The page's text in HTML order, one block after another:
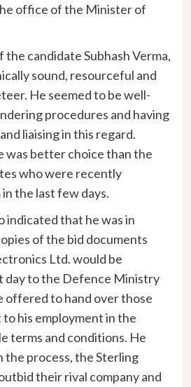
office of the Minister of
candidate Subhash Verma,
sound, resourceful and
He seemed to be well-
procedures and having
liaising in this regard.
was better choice than the
who were recently
the last few days.
indicated that he was in
of the bid documents
Ltd. would be
day to the Defence Ministry
offered to hand over those
his employment in the
terms and conditions. He
the process, the Sterling
their rival company and